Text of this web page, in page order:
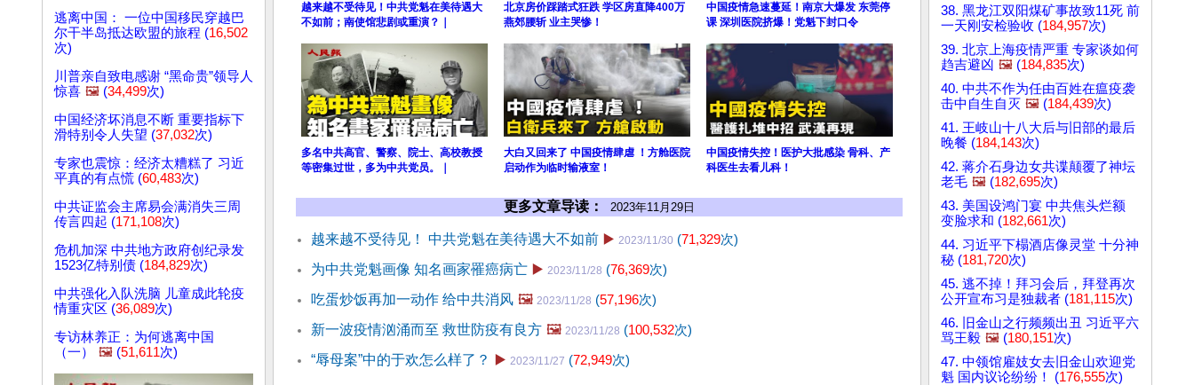
逃离中国： 一位中国移民穿越巴
尔干半岛抵达欧盟的旅程 (16,502
次)
川普亲自致电感谢 “黑命贵”领导人
惊喜 🖼️ (34,499次)
中国经济坏消息不断 重要指标下
滑特别令人失望 (37,032次)
专家也震惊：经济太糟糕了 习近
平真的有点慌 (60,483次)
中共证监会主席易会满消失三周
传言四起 (171,108次)
危机加深 中共地方政府创纪录发
1523亿特别债 (184,829次)
中共强化入队洗脑 儿童成此轮疫
情重灾区 (36,089次)
专访林养正：为何逃离中国
（一）
🖼️ (51,611次)
越来越不受待见！中共党魁在美待遇大
不如前；南使馆悲剧或重演？｜
北京房价踩踏式狂跌 学区房直降400万
燕郊腰斩 业主哭惨！
中国疫情急速蔓延！南京大爆发 东莞停
课 深圳医院挤爆！党魁下封口令
多名中共高官、警察、院士、高校教授
等密集过世，多为中共党员。｜
大白又回来了 中国疫情肆虐 ！方舱医院
启动作为临时输液室！
中国疫情失控！医护大批感染 骨科、产
科医生去看儿科！
更多文章导读： 2023年11月29日
越来越不受待见！ 中共党魁在美待遇大不如前 ▶️ 2023/11/30 (71,329次)
为中共党魁画像 知名画家罹癌病亡 ▶️ 2023/11/28 (76,369次)
吃蛋炒饭再加一动作 给中共消风 🖼️ 2023/11/28 (57,196次)
新一波疫情汹涌而至 救世防疫有良方 🖼️ 2023/11/28 (100,532次)
“辱母案”中的于欢怎么样了？ ▶️ 2023/11/27 (72,949次)
38. 黑龙江双阳煤矿事故致11死 前
一天刚安检验收 (184,957次)
39. 北京上海疫情严重 专家谈如何
趋吉避凶 🖼️ (184,835次)
40. 中共不作为任由百姓在瘟疫袭
击中自生自灭 🖼️ (184,439次)
41. 王岐山十八大后与旧部的最后
晚餐 (184,143次)
42. 蒋介石身边女共谍颠覆了神坛
老毛 🖼️ (182,695次)
43. 美国设鸿门宴 中共焦头烂额
变脸求和 (182,661次)
44. 习近平下榻酒店像灵堂 十分神
秘 (181,720次)
45. 逃不掉！拜习会后，拜登再次
公开宣布习是独裁者 (181,115次)
46. 旧金山之行频频出丑 习近平六
骂王毅 🖼️ (180,151次)
47. 中领馆雇妓女去旧金山欢迎党
魁 国内议论纷纷！ (176,555次)